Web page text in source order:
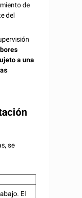
de
del
a una
se
El